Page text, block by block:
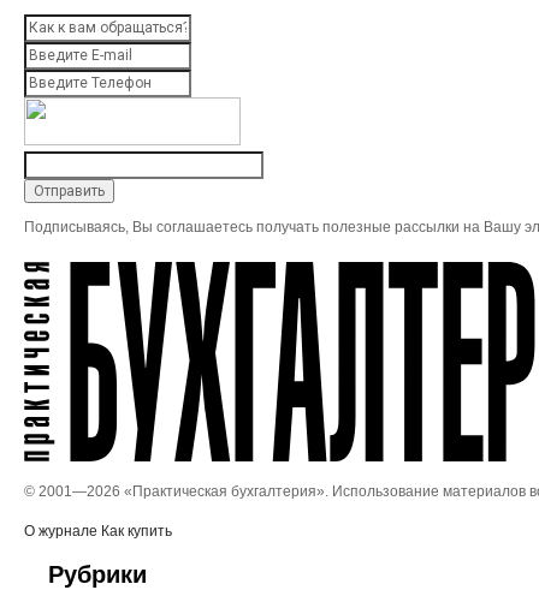
Подписываясь, Вы соглашаетесь получать полезные рассылки на Вашу
© 2001—2026 «Практическая бухгалтерия». Использование
О журнале Как купить
Рубрики